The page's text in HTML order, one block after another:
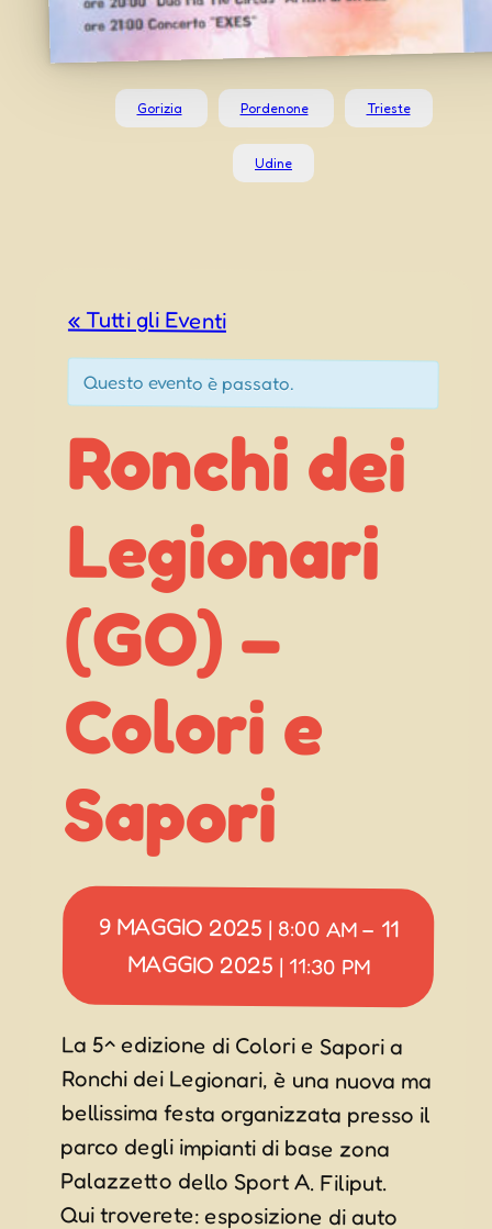
Gorizia Pordenone Trieste
Udine
« Tutti gli Eventi
Questo evento è passato.
Ronchi dei
Legionari
(GO) –
Colori e
Sapori
9 MAGGIO 2025 | 8:00 AM – 11
MAGGIO 2025 | 11:30 PM
La 5^ edizione di Colori e Sapori a
Ronchi dei Legionari, è una nuova ma
bellissima festa organizzata presso il
parco degli impianti di base zona
Palazzetto dello Sport A. Filiput.
Qui troverete: esposizione di auto
passeggiate con gli asini, musica dal
vivo con gli Exes e dei Farenight,
esibizioni sportive, voli in elicottero,
giostre, truccabimbi e ovviamente
fornitissimi chioschi con: Griglia, Primi
piatti, Fritto Goloso, Pizza con forno